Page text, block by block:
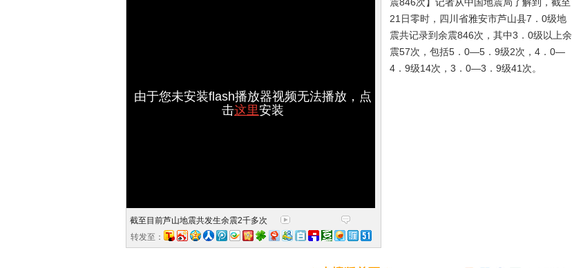
由于您未安装flash播放器视频无法播放，点
击这里安装
截至目前芦山地震共发生余震2千多次
转发至：
21日零时，四川省雅安市芦山县7．0级地
震共记录到余震846次，其中3．0级以上余
震57次，包括5．0—5．9级2次，4．0—
4．9级14次，3．0—3．9级41次。